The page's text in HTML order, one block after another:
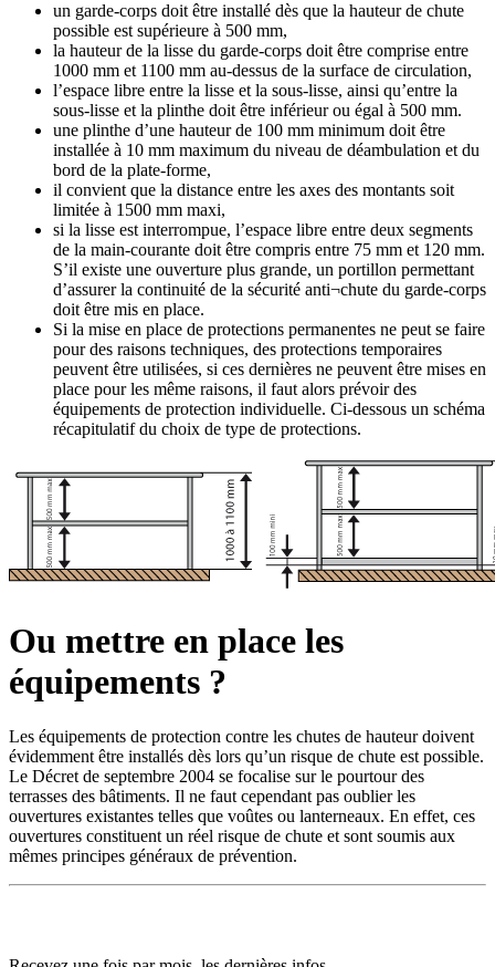
un garde-corps doit être installé dès que la hauteur de chute
possible est supérieure à 500 mm,
la hauteur de la lisse du garde-corps doit être comprise entre
1000 mm et 1100 mm au-dessus de la surface de circulation,
l’espace libre entre la lisse et la sous-lisse, ainsi qu’entre la
sous-lisse et la plinthe doit être inférieur ou égal à 500 mm.
une plinthe d’une hauteur de 100 mm minimum doit être
installée à 10 mm maximum du niveau de déambulation et du
bord de la plate-forme,
il convient que la distance entre les axes des montants soit
limitée à 1500 mm maxi,
si la lisse est interrompue, l’espace libre entre deux segments
de la main-courante doit être compris entre 75 mm et 120 mm.
S’il existe une ouverture plus grande, un portillon permettant
d’assurer la continuité de la sécurité anti¬chute du garde-corps
doit être mis en place.
Si la mise en place de protections permanentes ne peut se faire
pour des raisons techniques, des protections temporaires
peuvent être utilisées, si ces dernières ne peuvent être mises en
place pour les même raisons, il faut alors prévoir des
équipements de protection individuelle. Ci-dessous un schéma
récapitulatif du choix de type de protections.
Ou mettre en place les
équipements ?
Les équipements de protection contre les chutes de hauteur doivent
évidemment être installés dès lors qu’un risque de chute est possible.
Le Décret de septembre 2004 se focalise sur le pourtour des
terrasses des bâtiments. Il ne faut cependant pas oublier les
ouvertures existantes telles que voûtes ou lanterneaux. En effet, ces
ouvertures constituent un réel risque de chute et sont soumis aux
mêmes principes généraux de prévention.